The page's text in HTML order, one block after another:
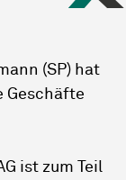
(SP) hat
Geschäfte
ist zum Teil